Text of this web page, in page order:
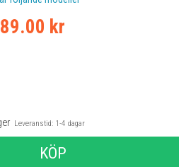
kr
Leveranstid: 1-4 dagar
KÖP